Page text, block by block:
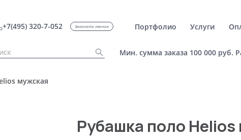
+7(495) 320-7-052 Заказать звонок Портфолио Услуги
Мин. сумма заказа 100 000 руб.
мужская
Рубашка поло Helios